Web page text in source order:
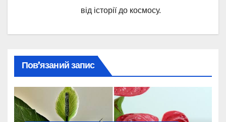
від історії до космосу.
Пов’язаний запис